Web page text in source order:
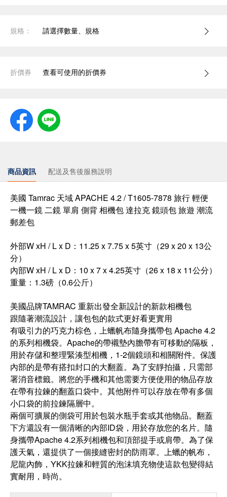
規格： 請選擇數量、規格
折價券 查看可使用的折價券
商品資訊 配送及售後服務說明
美國 Tamrac 天域 APACHE 4.2 / T1605-7878 旅行 輕便
一機一鏡 二鏡 單肩 側背 相機包 達拉克 鏡頭包 旅遊 潮流
郵差包
外部W xH / L x D：11.25 x 7.75 x 5英寸（29 x 20 x 13公
分）
內部W xH / L x D：10 x 7 x 4.25英寸（26 x 18 x 11公分）
重量：1.3磅（0.6公斤）
美國品牌TAMRAC 重新出發全新設計的新款相機包
跟隨著潮流設計，讓包包的款式更好看更實用
有吸引力的巧克力棕色，上蠟帆布隨身攜帶包 Apache 4.2
的系列相機袋。Apache的帶襯墊內膽帶有可移動的隔板，
用於存儲和整理緊湊型相機，1-2個鏡頭和相關附件。保護
內部的是帶有搭扣封口的大翻蓋。為了安靜拍攝，只需部
署消音標籤。將您的手機和其他需要方便使用的物品存放
在帶有拉鍊的翻蓋口袋中。其他附件可以存放在帶有多個
小口袋的前拉鍊隔層中。
兩個可擴展的側袋可用於包裝水瓶手套或其他物品。翻蓋
下方還設有一個清晰的內部ID袋，用於存放您的名片。隨
身攜帶Apache 4.2系列相機包和頂部提手或肩帶。為了保
護天氣，還提供了一個接縫密封的防雨罩。上蠟的​​帆布，
尼龍內飾，YKK拉鍊和輕質的泡沫填充物使這款包變得結
實耐用，時尚。